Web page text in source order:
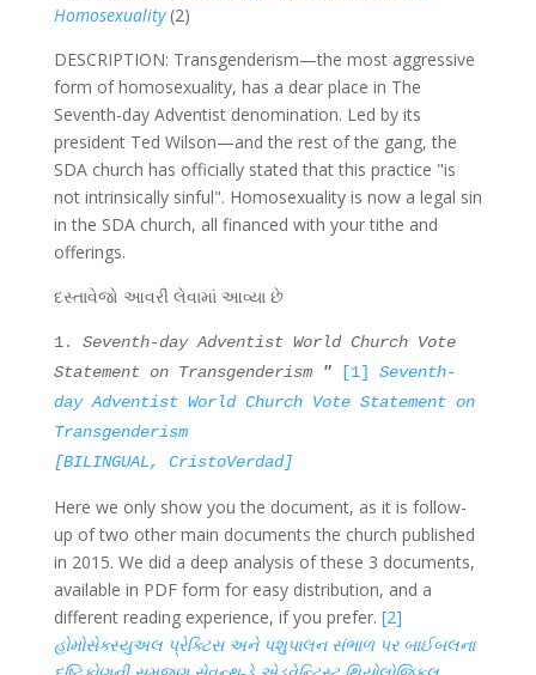
Homosexuality(2)
DESCRIPTION: Transgenderism—the most aggressive
form of homosexuality, has a dear place in The
Seventh-day Adventist denomination. Led by its
president Ted Wilson—and the rest of the gang, the
SDA church has officially stated that this practice "is
not intrinsically sinful". Homosexuality is now a legal sin
in the SDA church, all financed with your tithe and
offerings.
દસ્તાવેજો આવરી લેવામાં આવ્યા છે
1.
Seventh-day Adventist World Church Vote
Statement on Transgenderism
" [1]
Seventh-
day Adventist World Church Vote Statement on
Transgenderism
[BILINGUAL, CristoVerdad]
Here we only show you the document, as it is follow-
up of two other main documents the church published
in 2015. We did a deep analysis of these 3 documents,
available in PDF form for easy distribution, and a
different reading experience, if you prefer. [2]
હોમોસેક્સ્યુઅલ પ્રેક્ટિસ અને પશુપાલન સંભાળ પર બાઈબલના